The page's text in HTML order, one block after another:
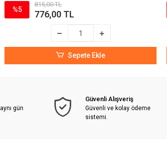
%5
815,00 TL
776,00 TL
Sepete Ekle
gün
Güvenli Alışveriş
Güvenli ve kolay ödeme
sistemi.